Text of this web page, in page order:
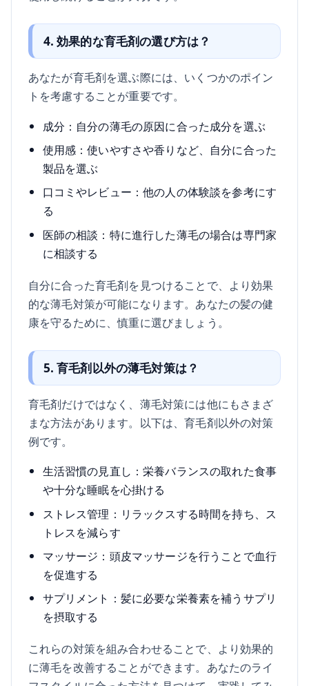
4. 効果的な育毛剤の選び方は？
あなたが育毛剤を選ぶ際には、いくつかのポイン
トを考慮することが重要です。
成分：自分の薄毛の原因に合った成分を選ぶ
使用感：使いやすさや香りなど、自分に合った
製品を選ぶ
口コミやレビュー：他の人の体験談を参考にす
る
医師の相談：特に進行した薄毛の場合は専門家
に相談する
自分に合った育毛剤を見つけることで、より効果
的な薄毛対策が可能になります。あなたの髪の健
康を守るために、慎重に選びましょう。
5. 育毛剤以外の薄毛対策は？
育毛剤だけではなく、薄毛対策には他にもさまざ
まな方法があります。以下は、育毛剤以外の対策
例です。
生活習慣の見直し：栄養バランスの取れた食事
や十分な睡眠を心掛ける
ストレス管理：リラックスする時間を持ち、ス
トレスを減らす
マッサージ：頭皮マッサージを行うことで血行
を促進する
サプリメント：髪に必要な栄養素を補うサプリ
を摂取する
これらの対策を組み合わせることで、より効果的
に薄毛を改善することができます。あなたのライ